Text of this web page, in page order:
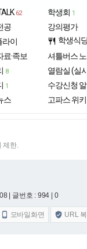
62
공
라이
료·족보
8
1
스
학생회 1
강의평가
restaurant 학생식
셔틀버스
열람실 (실
수강신청
고파스 위키
제한.
| 글번호 : 994 | 0
 모바일화면  URL